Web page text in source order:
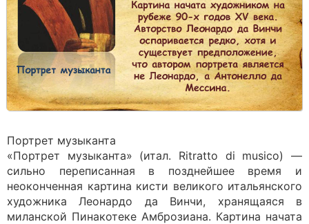
Портрет музыканта
«Портрет музыканта» (итал. Ritratto di musico) —
сильно переписанная в позднейшее время и
неоконченная картина кисти великого итальянского
художника Леонардо да Винчи, хранящаяся в
миланской Пинакотеке Амброзиана. Картина начата